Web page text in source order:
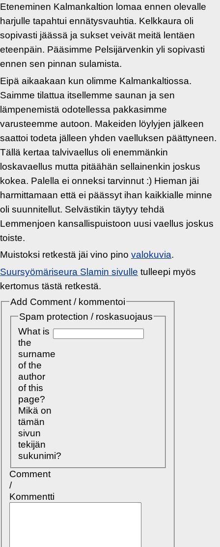
Eteneminen Kalmankaltion lomaa ennen olevalle
harjulle tapahtui ennätysvauhtia. Kelkkaura oli
sopivasti jäässä ja sukset veivät meitä lentäen
eteenpäin. Pääsimme Pelsijärvenkin yli sopivasti
ennen sen pinnan sulamista.
Eipä aikaakaan kun olimme Kalmankaltiossa.
Saimme tilattua itsellemme saunan ja sen
lämpenemistä odotellessa pakkasimme
varusteemme autoon. Makeiden löylyjen jälkeen
saattoi todeta jälleen yhden vaelluksen päättyneen.
Tällä kertaa talvivaellus oli enemmänkin
loskavaellus mutta pitäähän sellainenkin joskus
kokea. Palella ei onneksi tarvinnut :) Hieman jäi
harmittamaan että ei päässyt ihan kaikkialle minne
oli suunnitellut. Selvästikin täytyy tehdä
Lemmenjoen kansallispuistoon uusi vaellus joskus
toiste.
Muistoksi retkestä jäi vino pino valokuvia.
Suursyömäriseura Slamin sivulle tulleepi myös
kertomus tästä retkestä.
Add Comment / kommentoi
Spam protection / roskasuojaus
What is
the
surname
of the
author
of this
page?
Mikä on
tämän
sivun
tekijän
sukunimi?
Comment
/
Kommentti